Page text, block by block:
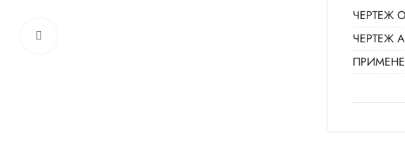
ЧЕРТЕЖ
ЧЕРТЕЖ